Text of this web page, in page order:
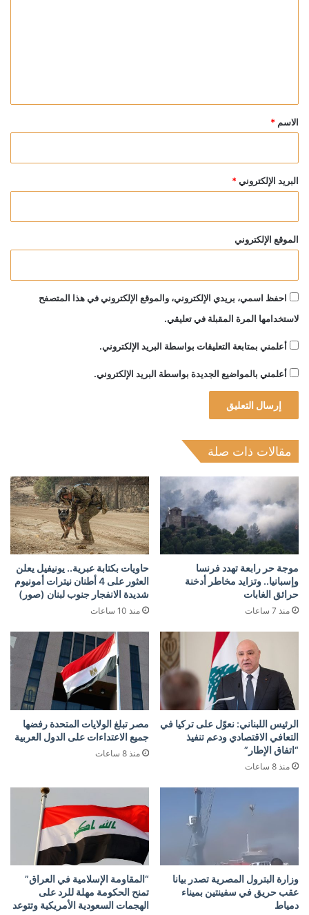
*
الاسم *
البريد الإلكتروني *
الموقع الإلكتروني
احفظ اسمي، بريدي الإلكتروني، والموقع الإلكتروني في هذا المتصفح
لاستخدامها المرة المقبلة في تعليقي.
أعلمني بمتابعة التعليقات بواسطة البريد الإلكتروني.
أعلمني بالمواضيع الجديدة بواسطة البريد الإلكتروني.
مقالات ذات صلة
موجة حر رابعة تهدد فرنسا
وإسبانيا.. وتزايد مخاطر أدخنة
حرائق الغابات
منذ 7 ساعات
حاويات بكتابة عبرية.. يونيفيل يعلن
العثور على 4 أطنان نيترات أمونيوم
شديدة الانفجار جنوب لبنان (صور)
منذ 10 ساعات
الرئيس اللبناني: نعوّل على تركيا في
التعافي الاقتصادي ودعم تنفيذ
“اتفاق الإطار”
منذ 8 ساعات
مصر تبلغ الولايات المتحدة رفضها
جميع الاعتداءات على الدول العربية
منذ 8 ساعات
وزارة البترول المصرية تصدر بيانا
عقب حريق في سفينتين بميناء
دمياط
“المقاومة الإسلامية في العراق”
تمنح الحكومة مهلة للرد على
الهجمات السعودية الأمريكية وتتوعد